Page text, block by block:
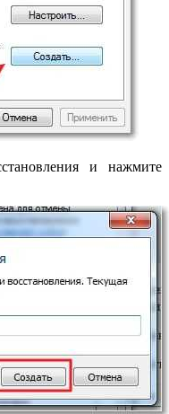
и нажмите